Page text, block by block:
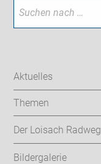
Aktuelles
Themen
Der Loisach Radweg
Bildergalerie